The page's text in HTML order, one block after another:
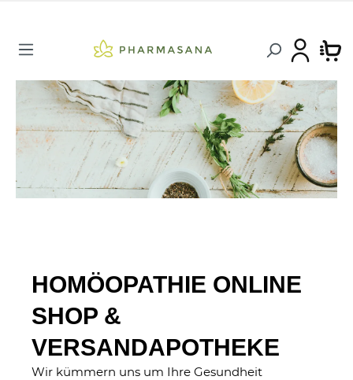
HOMÖOPATHIE ONLINE
SHOP &
VERSANDAPOTHEKE
Wir kümmern uns um Ihre Gesundheit